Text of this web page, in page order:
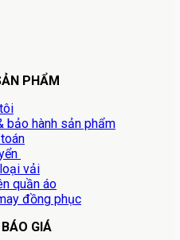
PHẨM
bảo hành sản phẩm
vải
quần áo
đồng phục
GIÁ